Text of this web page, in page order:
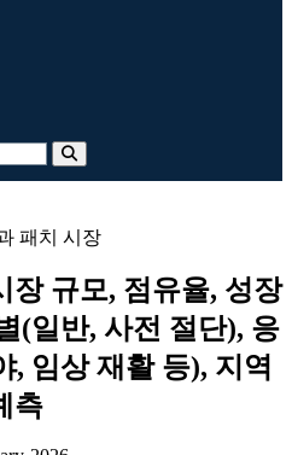
패치 시장
장 규모, 점유율, 성장
(일반, 사전 절단), 응
, 임상 재활 등), 지역
측